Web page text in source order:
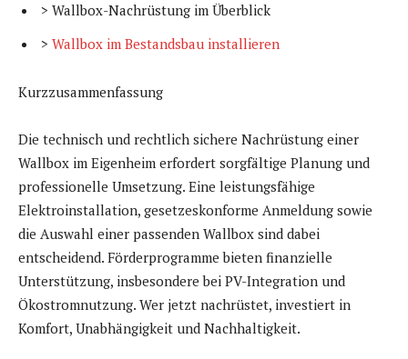
> Wallbox-Nachrüstung im Überblick
> Wallbox im Bestandsbau installieren
Kurzzusammenfassung
Die technisch und rechtlich sichere Nachrüstung einer
Wallbox im Eigenheim erfordert sorgfältige Planung und
professionelle Umsetzung. Eine leistungsfähige
Elektroinstallation, gesetzeskonforme Anmeldung sowie
die Auswahl einer passenden Wallbox sind dabei
entscheidend. Förderprogramme bieten finanzielle
Unterstützung, insbesondere bei PV-Integration und
Ökostromnutzung. Wer jetzt nachrüstet, investiert in
Komfort, Unabhängigkeit und Nachhaltigkeit.